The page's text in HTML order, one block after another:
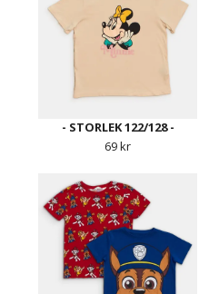
- STORLEK 122/128 -
69 kr